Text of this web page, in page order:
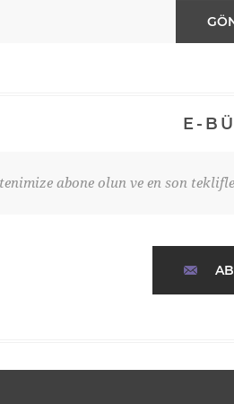
E-
abone olun ve en son